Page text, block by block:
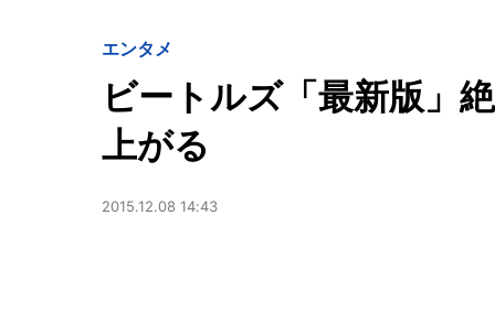
エンタメ
ビートルズ「最新版」
上がる
2015.12.08 14:43